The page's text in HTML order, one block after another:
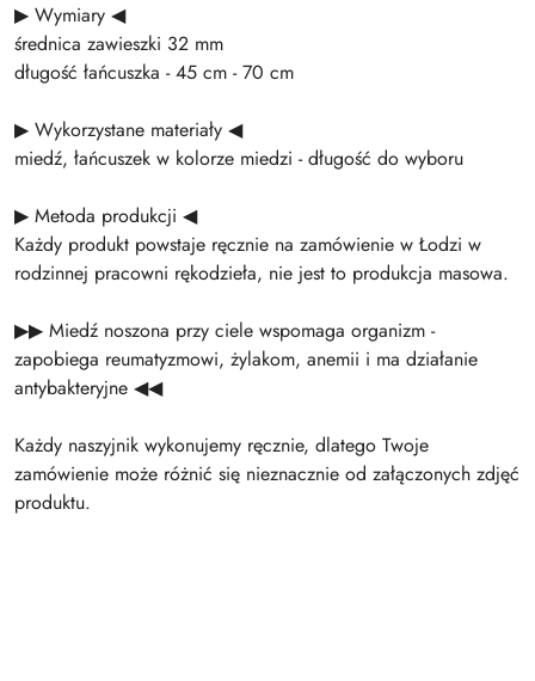
▶ Wymiary ◀
średnica zawieszki 32 mm
długość łańcuszka - 45 cm - 70 cm
▶ Wykorzystane materiały ◀
miedź, łańcuszek w kolorze miedzi - długość do wyboru
▶ Metoda produkcji ◀
Każdy produkt powstaje ręcznie na zamówienie w Łodzi w
rodzinnej pracowni rękodzieła, nie jest to produkcja masowa.
▶▶ Miedź noszona przy ciele wspomaga organizm -
zapobiega reumatyzmowi, żylakom, anemii i ma działanie
antybakteryjne ◀◀
Każdy naszyjnik wykonujemy ręcznie, dlatego Twoje
zamówienie może różnić się nieznacznie od załączonych zdjęć
produktu.